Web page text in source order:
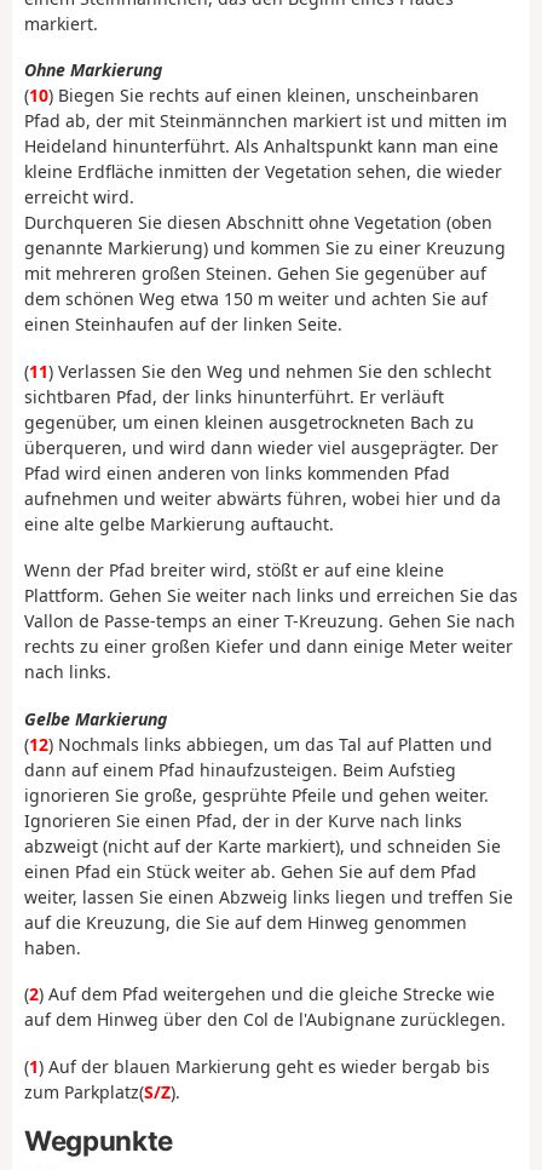
markiert.
Ohne Markierung
(10) Biegen Sie rechts auf einen kleinen, unscheinbaren
Pfad ab, der mit Steinmännchen markiert ist und mitten im
Heideland hinunterführt. Als Anhaltspunkt kann man eine
kleine Erdfläche inmitten der Vegetation sehen, die wieder
erreicht wird.
Durchqueren Sie diesen Abschnitt ohne Vegetation (oben
genannte Markierung) und kommen Sie zu einer Kreuzung
mit mehreren großen Steinen. Gehen Sie gegenüber auf
dem schönen Weg etwa 150 m weiter und achten Sie auf
einen Steinhaufen auf der linken Seite.
(11) Verlassen Sie den Weg und nehmen Sie den schlecht
sichtbaren Pfad, der links hinunterführt. Er verläuft
gegenüber, um einen kleinen ausgetrockneten Bach zu
überqueren, und wird dann wieder viel ausgeprägter. Der
Pfad wird einen anderen von links kommenden Pfad
aufnehmen und weiter abwärts führen, wobei hier und da
eine alte gelbe Markierung auftaucht.
Wenn der Pfad breiter wird, stößt er auf eine kleine
Plattform. Gehen Sie weiter nach links und erreichen Sie das
Vallon de Passe-temps an einer T-Kreuzung. Gehen Sie nach
rechts zu einer großen Kiefer und dann einige Meter weiter
nach links.
Gelbe Markierung
(12) Nochmals links abbiegen, um das Tal auf Platten und
dann auf einem Pfad hinaufzusteigen. Beim Aufstieg
ignorieren Sie große, gesprühte Pfeile und gehen weiter.
Ignorieren Sie einen Pfad, der in der Kurve nach links
abzweigt (nicht auf der Karte markiert), und schneiden Sie
einen Pfad ein Stück weiter ab. Gehen Sie auf dem Pfad
weiter, lassen Sie einen Abzweig links liegen und treffen Sie
auf die Kreuzung, die Sie auf dem Hinweg genommen
haben.
(2) Auf dem Pfad weitergehen und die gleiche Strecke wie
auf dem Hinweg über den Col de l'Aubignane zurücklegen.
(1) Auf der blauen Markierung geht es wieder bergab bis
zum Parkplatz(S/Z).
Wegpunkte